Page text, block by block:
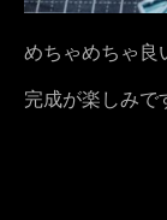
めちゃめちゃ良
完成が楽しみで